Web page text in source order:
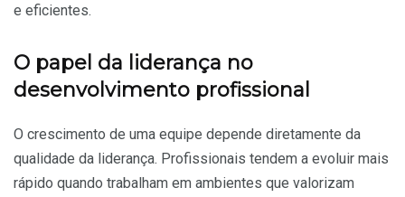
e eficientes.
O papel da liderança no
desenvolvimento profissional
O crescimento de uma equipe depende diretamente da
qualidade da liderança. Profissionais tendem a evoluir mais
rápido quando trabalham em ambientes que valorizam